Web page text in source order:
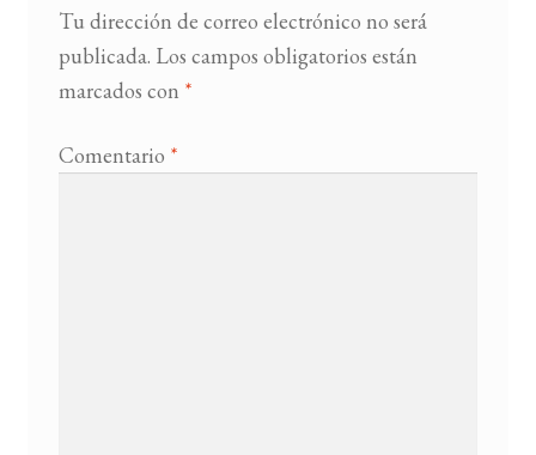
Tu dirección de correo electrónico no será
publicada. Los campos obligatorios están
marcados con *
Comentario *